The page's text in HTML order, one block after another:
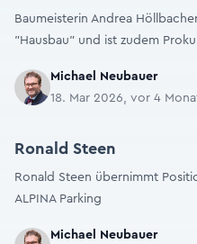
Baumeisterin Andrea
"Hausbau" und ist zudem
Michael Neubauer
18. Mar 2026, vor 4
Ronald Steen
Ronald Steen übernimmt
ALPINA Parking
Michael Neubauer